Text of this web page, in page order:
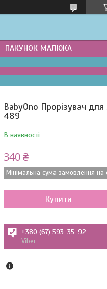
ПАКУНОК МАЛЮКА
BabyOno Прорізувач
489
В наявності
340 ₴
Мінімальна сума замовлення на
Купити
+380 (67) 593-35-92
Viber